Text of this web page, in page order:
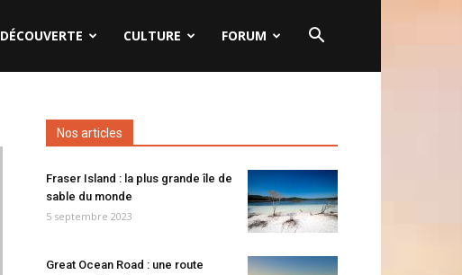
DÉCOUVERTE CULTURE FORUM
Nos articles
Fraser Island : la plus grande île de
sable du monde
5 septembre 2023
Great Ocean Road : une route